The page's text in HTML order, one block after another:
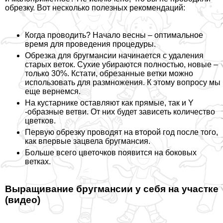
обрезку. Вот несколько полезных рекомендаций:
Когда проводить? Начало весны – оптимальное
время для проведения процедуры.
Обрезка для бругмансии начинается с удаления
старых веток. Сухие убираются полностью, новые –
только 30%. Кстати, обрезанные ветки можно
использовать для размножения. К этому вопросу мы
еще вернемся.
На кустарнике оставляют как прямые, так и Y
-образные ветви. От них будет зависеть количество
цветков.
Первую обрезку проводят на второй год после того,
как впервые зацвела бругмансия.
Больше всего цветочков появится на боковых
ветках.
Выращивание бругмансии у себя на участке
(видео)